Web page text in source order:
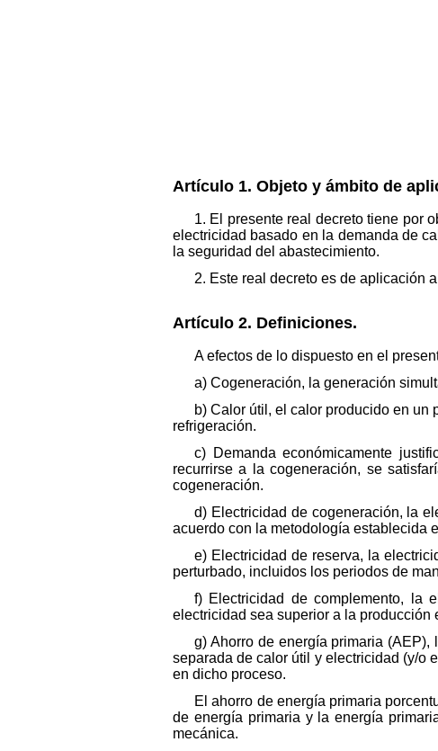
Artículo 1. Objeto y ámbito de
1. El presente real decreto tiene por
electricidad basado en la demanda de
la seguridad del abastecimiento.
2. Este real decreto es de aplicación
Artículo 2. Definiciones.
A efectos de lo dispuesto en el
a) Cogeneración, la generación
b) Calor útil, el calor producido en
refrigeración.
c) Demanda económicamente
recurrirse a la cogeneración, se
cogeneración.
d) Electricidad de cogeneración, la
acuerdo con la metodología establecida
e) Electricidad de reserva, la
perturbado, incluidos los periodos de
f) Electricidad de complemento, la
electricidad sea superior a la
g) Ahorro de energía primaria
separada de calor útil y electricidad (y/o
en dicho proceso.
El ahorro de energía primaria
de energía primaria y la energía
mecánica.